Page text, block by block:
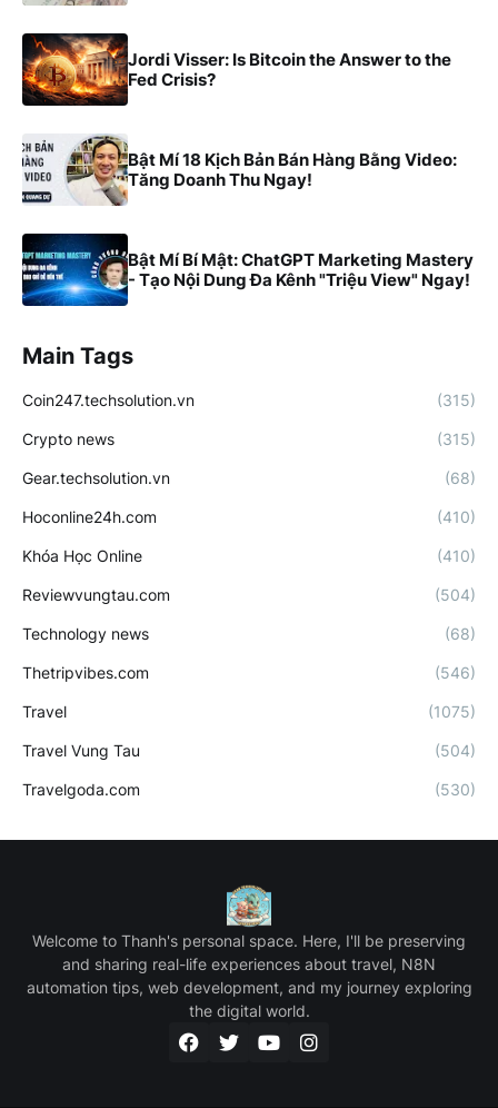
Jordi Visser: Is Bitcoin the Answer to the
Fed Crisis?
Bật Mí 18 Kịch Bản Bán Hàng Bằng Video:
Tăng Doanh Thu Ngay!
Bật Mí Bí Mật: ChatGPT Marketing Mastery
- Tạo Nội Dung Đa Kênh "Triệu View" Ngay!
Main Tags
Coin247.techsolution.vn (315)
Crypto news (315)
Gear.techsolution.vn (68)
Hoconline24h.com (410)
Khóa Học Online (410)
Reviewvungtau.com (504)
Technology news (68)
Thetripvibes.com (546)
Travel (1075)
Travel Vung Tau (504)
Travelgoda.com (530)
Welcome to Thanh's personal space. Here, I'll be preserving
and sharing real-life experiences about travel, N8N
automation tips, web development, and my journey exploring
the digital world.